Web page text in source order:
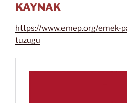
KAYNAK
https://www.emep.org/emek-
tuzugu